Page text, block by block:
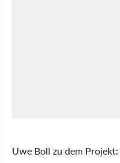
Uwe Boll zu dem Projekt: